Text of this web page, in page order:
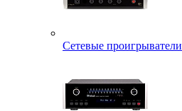
Сетевые проигрыватели